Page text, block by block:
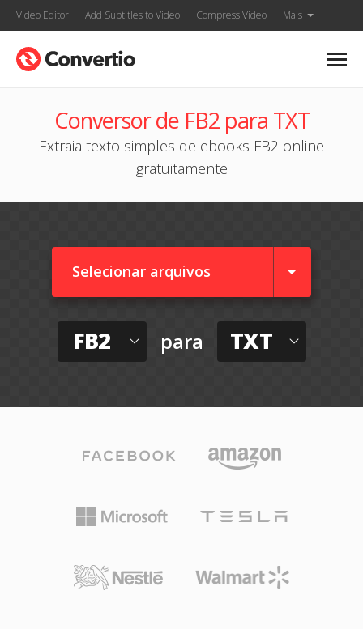
Video Editor Add Subtitles to Video Compress Video Mais
Conversor de FB2 para TXT
Extraia texto simples de ebooks FB2 online
gratuitamente
Selecionar arquivos
FB2 para TXT